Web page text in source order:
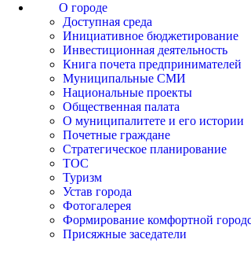
О городе
Доступная среда
Инициативное бюджетирование
Инвестиционная деятельность
Книга почета предпринимателей
Муниципальные СМИ
Национальные проекты
Общественная палата
О муниципалитете и его истории
Почетные граждане
Стратегическое планирование
ТОС
Туризм
Устав города
Фотогалерея
Формирование комфортной
Присяжные заседатели